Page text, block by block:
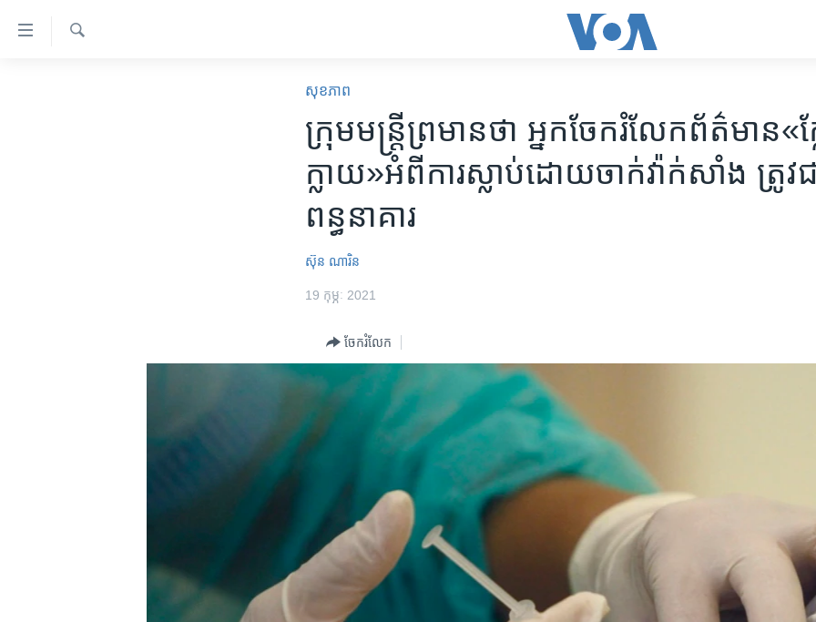
ទៅ​
សុខភាព
ក្រុម​មន្រ្តី​ព្រមានថា ​​​អ្នក​ចែក​រំលែក​ព័ត៌​មាន​«ក្
ក្លាយ»​អំពី​ការ​ស្លាប់​ដោយ​ចាក់​វ៉ាក់​សាំង ត្រូវ​
ពន្ធនាគារ
ស៊ុន ណារិន
19 កុម្ភៈ 2021
ចែករំលែក